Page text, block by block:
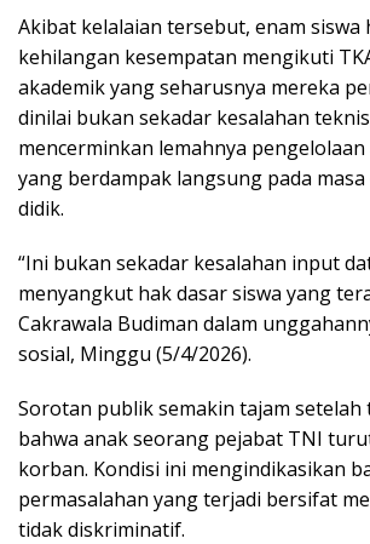
Akibat kelalaian tersebut, enam siswa
kehilangan kesempatan mengikuti
akademik yang seharusnya mereka
dinilai bukan sekadar kesalahan
mencerminkan lemahnya
yang berdampak langsung pada
didik.
“Ini bukan sekadar kesalahan input
menyangkut hak dasar siswa yang
Cakrawala Budiman dalam
sosial, Minggu (5/4/2026).
Sorotan publik semakin tajam
bahwa anak seorang pejabat TNI
korban. Kondisi ini mengindikasikan
permasalahan yang terjadi bersifat
tidak diskriminatif.